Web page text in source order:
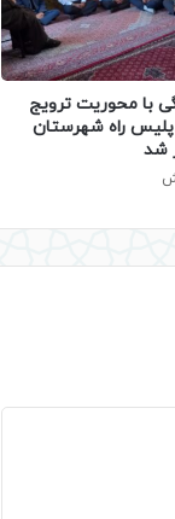
با محوریت ترویج
پلیس راه شهرستان
شد